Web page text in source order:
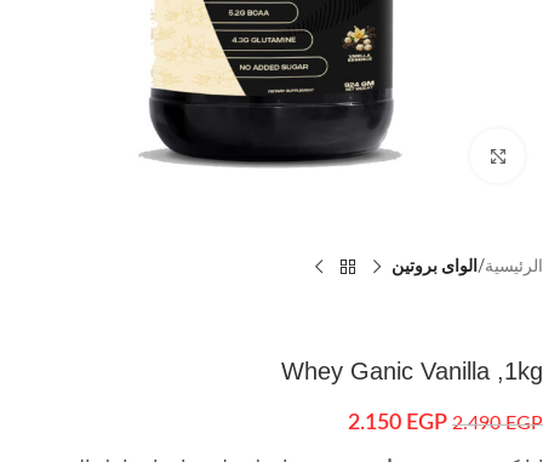
اضغط للتكبير
الرئيسية الواى بروتين
Whey Ganic Vanilla ,1kg
2.490EGP
2.150 EGP